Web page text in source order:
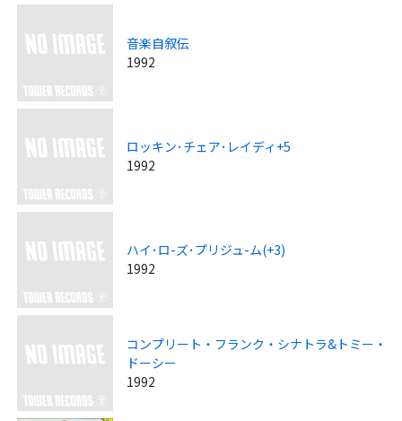
音楽自叙伝
1992
ロッキン･チェア･レイディ+5
1992
ハイ･ロ-ズ･プリジュ-ム(+3)
1992
コンプリート・フランク・シナトラ&トミー・
ドーシー
1992